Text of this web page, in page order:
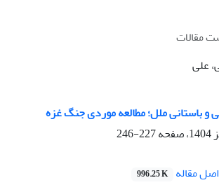
مقالات
علی
باستانی ملل؛ مطالعه موردی جنگ غزه
227-246
اصل مقاله 996.25 K